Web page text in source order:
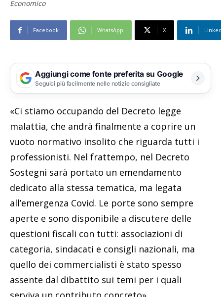
Economico
Facebook WhatsApp X
Aggiungi come fonte preferita su Google
Seguici più facilmente nelle notizie consigliate
«Ci stiamo occupando del Decreto legge
malattia, che andrà finalmente a coprire un
vuoto normativo insolito che riguarda tutti i
professionisti. Nel frattempo, nel Decreto
Sostegni sarà portato un emendamento
dedicato alla stessa tematica, ma legata
all’emergenza Covid. Le porte sono sempre
aperte e sono disponibile a discutere delle
questioni fiscali con tutti: associazioni di
categoria, sindacati e consigli nazionali, ma
quello dei commercialisti è stato spesso
assente dal dibattito sui temi per i quali